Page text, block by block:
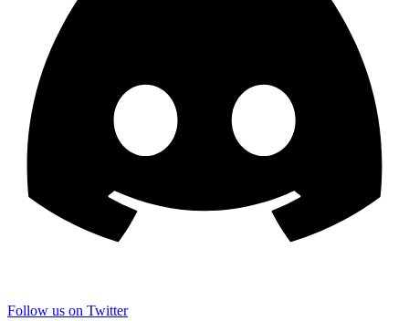
Follow us on Twitter